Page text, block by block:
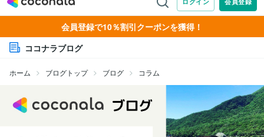
会員登録で10％割引クーポンを獲得！
ココナラブログ
ホーム ブログトップ ブログ コラム